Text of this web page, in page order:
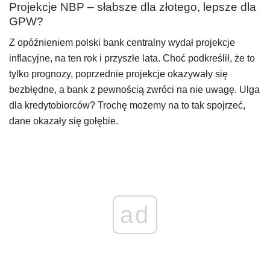
Projekcje NBP – słabsze dla złotego, lepsze dla
GPW?
Z opóźnieniem polski bank centralny wydał projekcje
inflacyjne, na ten rok i przyszłe lata. Choć podkreślił, że to
tylko prognozy, poprzednie projekcje okazywały się
bezbłędne, a bank z pewnością zwróci na nie uwagę. Ulga
dla kredytobiorców? Trochę możemy na to tak spojrzeć,
dane okazały się gołębie.
ad